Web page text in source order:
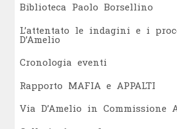
Biblioteca Paolo Borsellino
L’attentato le indagini e i
D’Amelio
Cronologia eventi
Rapporto MAFIA e APPALTI
Via D’Amelio in Commissione